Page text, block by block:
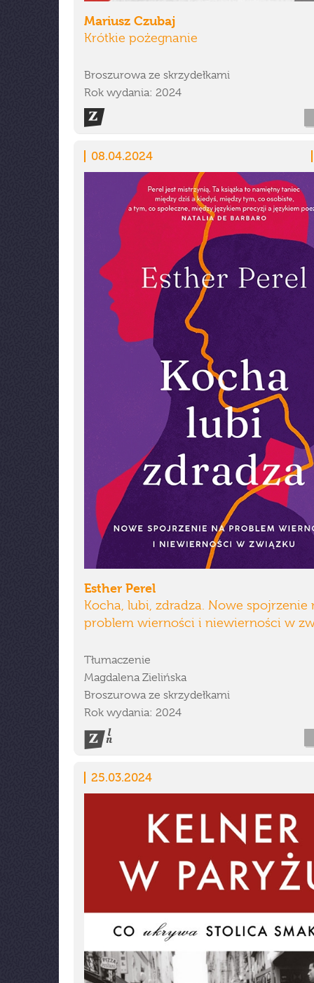
Mariusz Czubaj
Krótkie pożegnanie
Broszurowa ze skrzydełkami
Rok wydania: 2024
08.04.2024
Esther Perel
Kocha, lubi, zdradza. Nowe spojrzenie
problem wierności i niewierności w
Tłumaczenie
Magdalena Zielińska
Broszurowa ze skrzydełkami
Rok wydania: 2024
25.03.2024